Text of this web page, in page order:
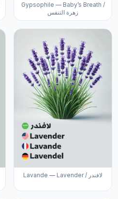
Gypsophile — Baby’s Breath /
زهرة التنفس
Lavande — Lavender / لافندر